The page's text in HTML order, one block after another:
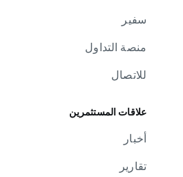
سفير
منصة التداول
للاتصال
علاقات المستثمرين
أخبار
تقارير